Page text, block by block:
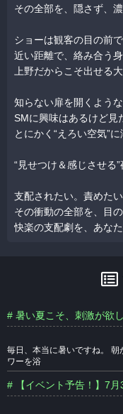
その全部を、隠さず、濃
ショーは観客の目の前で
近い距離で、絡み合う
上野だからこそ出せる
知らない扉を開くよう
SMに興味はあるけど見
とにかく“えろい空気”
“見せつけ＆感じさせる”
支配されたい。責めたい
その衝動の全部を、目
快楽の支配劇を、あな
# 暑い夏こそ、刺激が欲し
毎日、本当に暑いですね。 朝から汗をかいて、 仕事をして、 家に帰ればシャ
ワーを浴